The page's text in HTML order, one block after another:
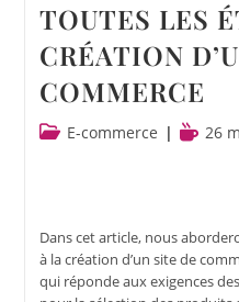
TOUTES LES
CRÉATION
COMMERCE
E-commerce 26
Dans cet article, nous
à la création d’un site de
qui réponde aux exigences